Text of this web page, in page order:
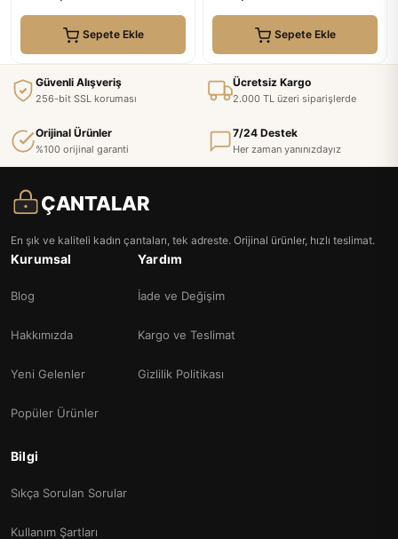
Sepete Ekle Sepete Ekle
Güvenli Alışveriş
256-bit SSL koruması
Ücretsiz Kargo
2.000 TL üzeri siparişlerde
Orijinal Ürünler
%100 orijinal garanti
7/24 Destek
Her zaman yanınızdayız
ÇANTALAR
En şık ve kaliteli kadın çantaları, tek adreste. Orijinal ürünler, hızlı teslimat.
Kurumsal
Blog
Hakkımızda
Yeni Gelenler
Popüler Ürünler
Yardım
İade ve Değişim
Kargo ve Teslimat
Gizlilik Politikası
Bilgi
Sıkça Sorulan Sorular
Kullanım Şartları